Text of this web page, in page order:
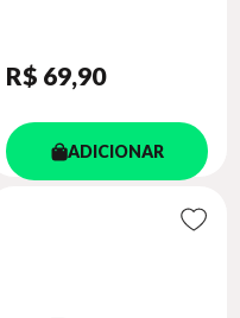
R$ 69,90
ADICIONAR